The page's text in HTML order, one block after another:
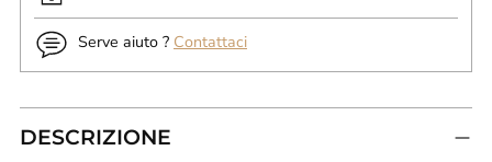
Serve aiuto ? Contattaci
DESCRIZIONE